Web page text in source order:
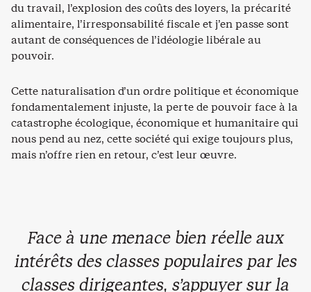
du travail, l’explosion des coûts des loyers, la précarité
alimentaire, l’irresponsabilité fiscale et j’en passe sont
autant de conséquences de l’idéologie libérale au
pouvoir.
Cette naturalisation d’un ordre politique et économique
fondamentalement injuste, la perte de pouvoir face à la
catastrophe écologique, économique et humanitaire qui
nous pend au nez, cette société qui exige toujours plus,
mais n’offre rien en retour, c’est leur œuvre.
Face à une menace bien réelle aux
intérêts des classes populaires par les
classes dirigeantes, s’appuyer sur la